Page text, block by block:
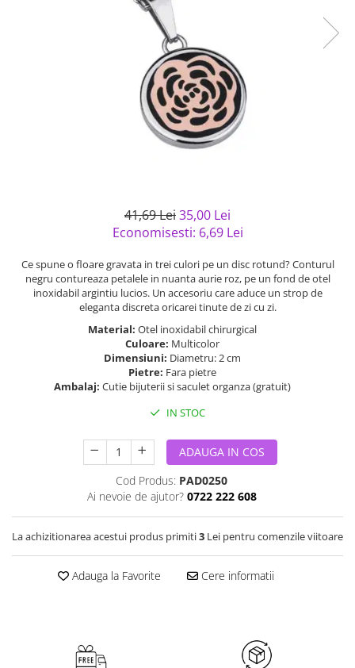
Bijuterii argint placat cu aur
Bijuterii argint cu murano
Casete si cutii de bijuterii
Solutii si lavete de curatare
41,69 Lei35,00 Lei
Economisesti: 6,69 Lei
Ce spune o floare gravata in trei culori pe un disc rotund? Conturul
negru contureaza petalele in nuanta aurie roz, pe un fond de otel
inoxidabil argintiu lucios. Un accesoriu care aduce un strop de
eleganta discreta oricarei tinute de zi cu zi.
Material: Otel inoxidabil chirurgical
Culoare: Multicolor
Dimensiuni: Diametru: 2 cm
Pietre: Fara pietre
Ambalaj: Cutie bijuterii si saculet organza (gratuit)
IN STOC
ADAUGA IN COS
Cod Produs: PAD0250
Ai nevoie de ajutor? 0722 222 608
La achizitionarea acestui produs primiti3 Lei pentru comenzile viitoare
Adauga la Favorite Cere informatii